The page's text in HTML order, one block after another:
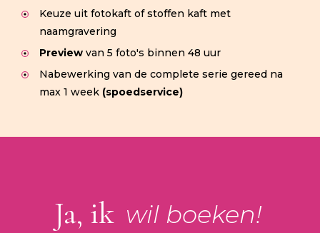
Keuze uit fotokaft of stoffen kaft met
naamgravering
Preview van 5 foto's binnen 48 uur
Nabewerking van de complete serie gereed na
max 1 week (spoedservice)
Ja, ik wil boeken!